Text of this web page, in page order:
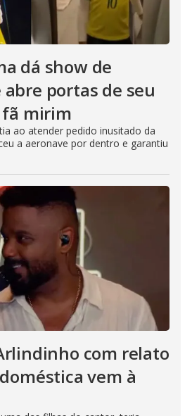
dá show de
portas de seu
mirim
ao atender pedido inusitado da
a aeronave por dentro e garantiu
com relato
vem à